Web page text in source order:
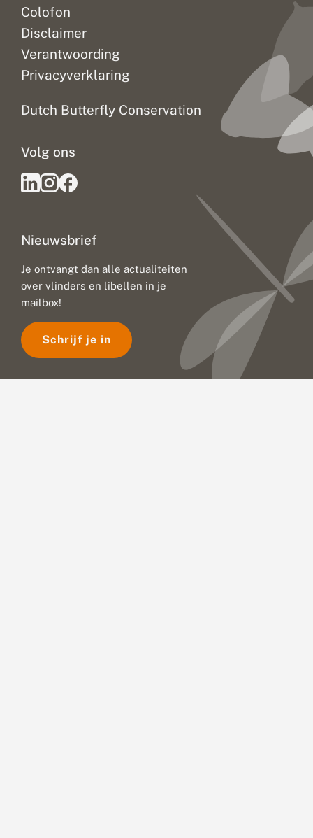
Colofon
Disclaimer
Verantwoording
Privacyverklaring
Dutch Butterfly Conservation
Nieuwsbrief
Je ontvangt dan alle actualiteiten
over vlinders en libellen in je
mailbox!
Schrijf je in
Volg ons